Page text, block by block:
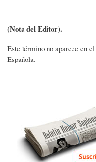
(Nota del Editor).
Este término no aparece en
Española.